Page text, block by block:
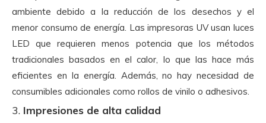
ambiente debido a la reducción de los desechos y el
menor consumo de energía. Las impresoras UV usan luces
LED que requieren menos potencia que los métodos
tradicionales basados ​​en el calor, lo que las hace más
eficientes en la energía. Además, no hay necesidad de
consumibles adicionales como rollos de vinilo o adhesivos.
3. Impresiones de alta calidad